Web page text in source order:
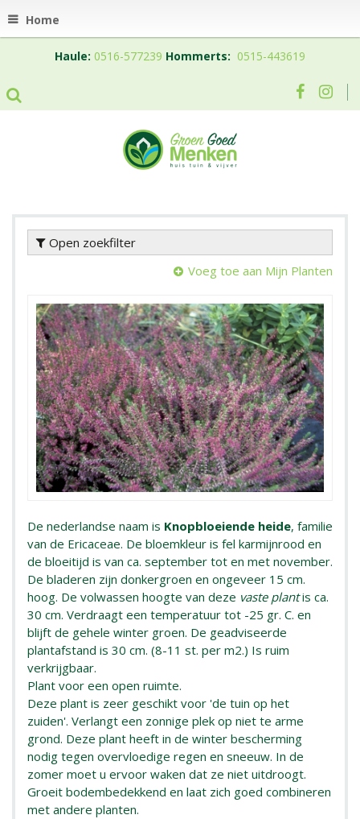
Home
Haule: 0516-577239 Hommerts: 0515-443619
Open zoekfilter
Voeg toe aan Mijn Planten
De nederlandse naam is Knopbloeiende heide, familie
van de Ericaceae. De bloemkleur is fel karmijnrood en
de bloeitijd is van ca. september tot en met november.
De bladeren zijn donkergroen en ongeveer 15 cm.
hoog. De volwassen hoogte van deze vaste plantis ca.
30 cm. Verdraagt een temperatuur tot -25 gr. C. en
blijft de gehele winter groen. De geadviseerde
plantafstand is 30 cm. (8-11 st. per m2.) Is ruim
verkrijgbaar.
Plant voor een open ruimte.
Deze plant is zeer geschikt voor 'de tuin op het
zuiden'. Verlangt een zonnige plek op niet te arme
grond. Deze plant heeft in de winter bescherming
nodig tegen overvloedige regen en sneeuw. In de
zomer moet u ervoor waken dat ze niet uitdroogt.
Groeit bodembedekkend en laat zich goed combineren
met andere planten.